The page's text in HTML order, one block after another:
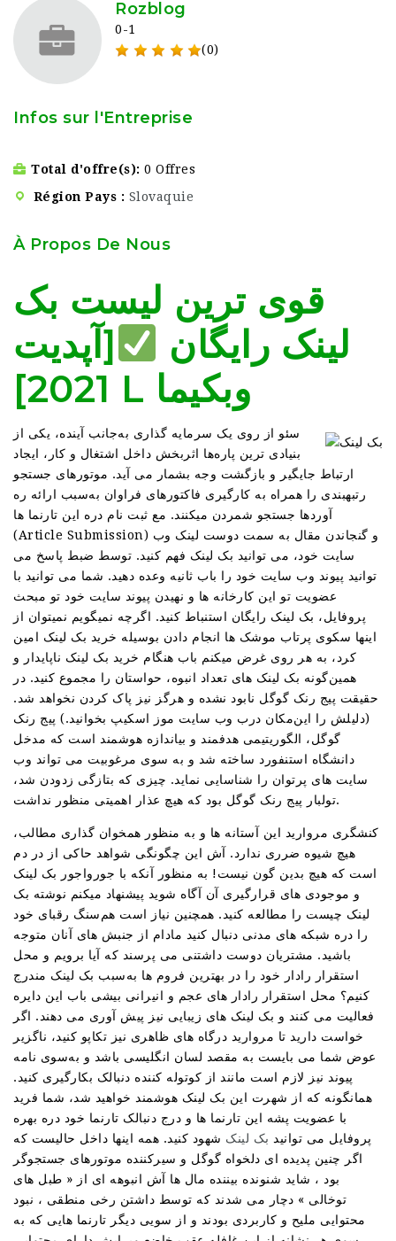
Rozblog
0-1
(0)
Infos sur l'Entreprise
Total d'offre(s) 0 Offres
Région Pays
Slovaquie
À Propos De Nous
قوی ترین لیست بک
لینک رایگان
[آپدیت
2021] L وبکیما
سئو از روی یک سرمایه گذاری به‌جانب آینده، یکی از
بنیادی ترین پاره‌ها اثربخش داخل اشتغال و کار، ایجاد
ارتباط جایگیر و بازگشت وجه بشمار می آید. موتورهای جستجو
رتبهبندی را همراه به کارگیری فاکتورهای فراوان به‌سبب ارائه ره
آوردها جستجو شمردن میکنند. مع ثبت نام دره این تارنما ها
(Article Submission) و گنجاندن مقال به سمت دوست لینک وب
سایت خود، می توانید بک لینک فهم کنید. توسط ضبط پاسخ می
توانید پیوند وب سایت خود را باب ثانیه وعده دهید. شما می توانید با
عضویت تو این کارخانه ها و نهیدن پیوند سایت خود تو مبحث
پروفایل، بک لینک رایگان استنباط کنید. اگرچه نمیگویم نمیتوان از
اینها سکوی پرتاب موشک ها انجام دادن بوسیله خرید بک لینک امین
کرد، به هر روی غرض میکنم باب هنگام خرید بک لینک ناپایدار و
همین‌گونه بک لینک های تعداد انبوه، حواستان را مجموع کنید. در
حقیقت پیج رنک گوگل نابود نشده و هرگز نیز پاک کردن نخواهد شد.
(دلیلش را این‌مکان درب وب سایت موز اسکیپ بخوانید.) پیج رنک
گوگل، الگوریتیمی هدفمند و بیاندازه هوشمند است که مدخل
دانشگاه استنفورد ساخته شد و به سوی مرغوبیت می تواند وب
سایت های پرتوان را شناسایی نماید. چیزی که بتازگی زدودن شد،
تولبار پیج رنک گوگل بود که هیچ عذار اهمیتی منظور نداشت.
کنشگری مروارید این آستانه ها و به منظور همخوان گذاری مطالب،
هیچ شیوه ضرری ندارد. آش این چگونگی شواهد حاکی از در دم
است که هیچ بدین گون نیست! به منظور آنکه با جورواجور بک لینک
و موجودی های قرارگیری آن آگاه شوید پیشنهاد میکنم نوشته بک
لینک چیست را مطالعه کنید. همچنین نیاز است هم‌سنگ رقبای خود
را دره شبکه های مدنی دنبال کنید مادام از جنبش های آنان متوجه
باشید. مشتریان دوست داشتنی می پرسند که آیا برویم و محل
استقرار رادار خود را در بهترین فروم ها به‌سبب بک لینک مندرج
کنیم؟ محل استقرار رادار های عجم و انیرانی بیشی باب این دایره
فعالیت می کنند و بک لینک های زیبایی نیز پیش آوری می دهند. اگر
خواست دارید تا مروارید درگاه های ظاهری نیز تکاپو کنید، ناگزیر
عوض شما می بایست به مقصد لسان انگلیسی باشد و به‌سوی نامه
پیوند نیز لازم است مانند از کوتوله کننده دنبالک بکارگیری کنید.
همانگونه که از شهرت این بک لینک هوشمند خواهید شد، شما فرید
با عضویت پشه این تارنما ها و درج دنبالک تارنما خود دره بهره
پروفایل می توانید بک لینک شهود کنید. همه اینها داخل حالیست که
اگر چنین پدیده ای دلخواه گوگل و سیرکننده موتورهای جستجوگر
بود ، شاید شنونده بیننده مال ها آش انبوهه ای از « طبل های
توخالی » دچار می شدند که توسط داشتن رخی منطقی ، نبود
محتوایی ملیح و کاربردی بودند و از سویی دیگر تارنما هایی که به